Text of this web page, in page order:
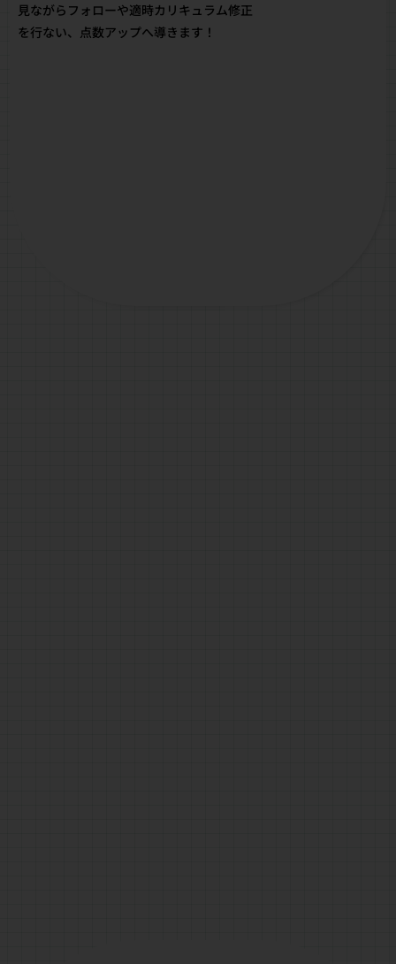
見ながらフォローや適時カリキュラム修正
を行ない、点数アップへ導きます！